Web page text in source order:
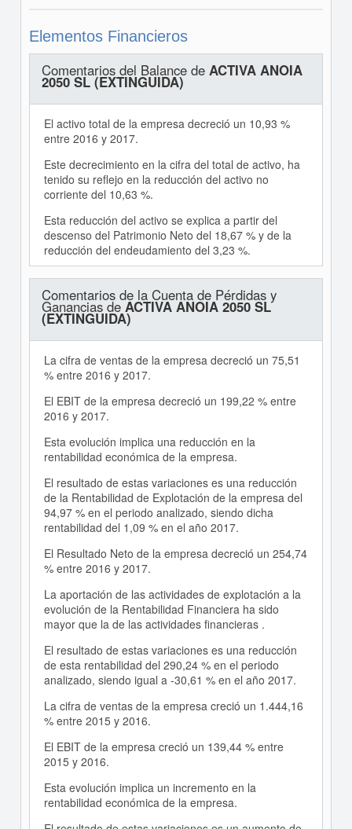
Elementos Financieros
Comentarios del Balance de ACTIVA ANOIA
2050 SL (EXTINGUIDA)
El activo total de la empresa decreció un 10,93 %
entre 2016 y 2017.
Este decrecimiento en la cifra del total de activo, ha
tenido su reflejo en la reducción del activo no
corriente del 10,63 %.
Esta reducción del activo se explica a partir del
descenso del Patrimonio Neto del 18,67 % y de la
reducción del endeudamiento del 3,23 %.
Comentarios de la Cuenta de Pérdidas y
Ganancias deACTIVA ANOIA 2050 SL
(EXTINGUIDA)
La cifra de ventas de la empresa decreció un 75,51
% entre 2016 y 2017.
El EBIT de la empresa decreció un 199,22 % entre
2016 y 2017.
Esta evolución implica una reducción en la
rentabilidad económica de la empresa.
El resultado de estas variaciones es una reducción
de la Rentabilidad de Explotación de la empresa del
94,97 % en el periodo analizado, siendo dicha
rentabilidad del 1,09 % en el año 2017.
El Resultado Neto de la empresa decreció un 254,74
% entre 2016 y 2017.
La aportación de las actividades de explotación a la
evolución de la Rentabilidad Financiera ha sido
mayor que la de las actividades financieras .
El resultado de estas variaciones es una reducción
de esta rentabilidad del 290,24 % en el periodo
analizado, siendo igual a -30,61 % en el año 2017.
La cifra de ventas de la empresa creció un 1.444,16
% entre 2015 y 2016.
El EBIT de la empresa creció un 139,44 % entre
2015 y 2016.
Esta evolución implica un incremento en la
rentabilidad económica de la empresa.